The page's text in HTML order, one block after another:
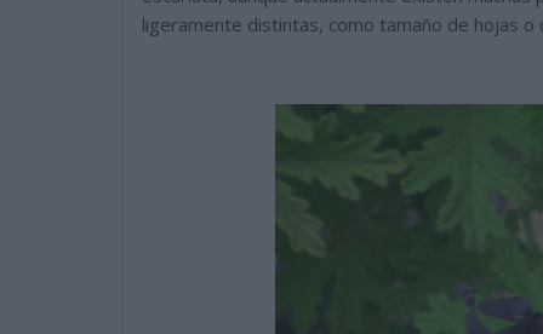
ligeramente distintas, como tamaño de hojas